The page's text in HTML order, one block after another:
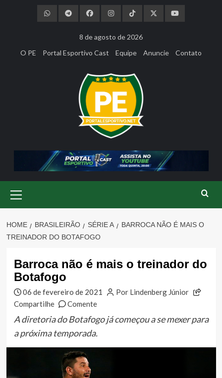
8 de agosto de 2026
O PE
Portal Esportivo Cast Equipe Anuncie Contato
Menu
HOME BRASILEIRÃO SÉRIE A
BARROCA NÃO É MAIS O
TREINADOR DO BOTAFOGO
Barroca não é mais o treinador do
Botafogo
06 de fevereiro de 2021
Por Lindenberg Júnior
Compartilhe
Comente
A diretoria do Botafogo já começou a se mexer para
a próxima temporada.